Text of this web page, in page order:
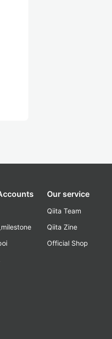
Our service
Qiita Team
Qiita Zine
Official Shop